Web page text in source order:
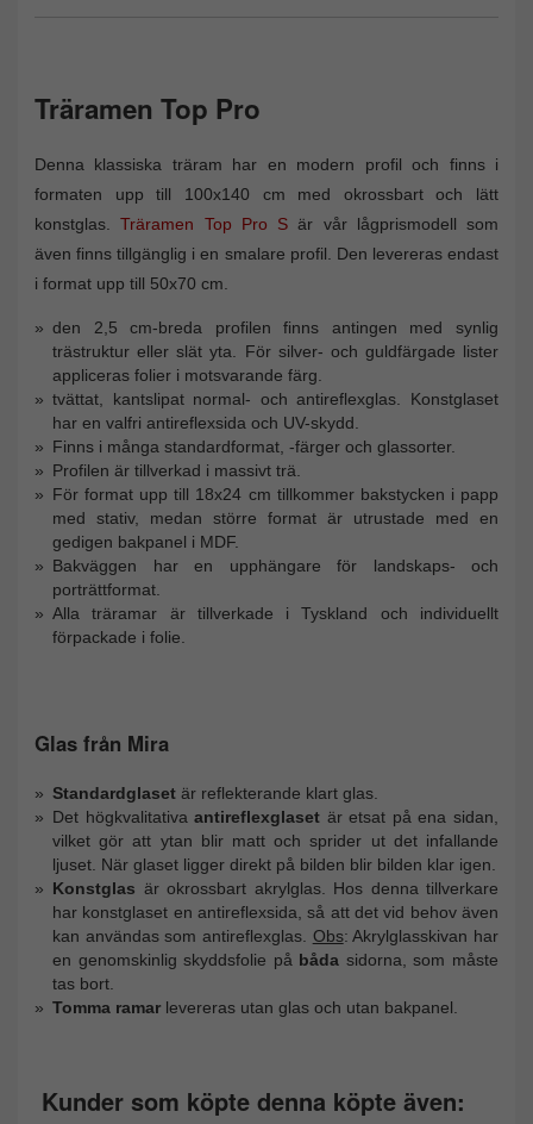
Träramen Top Pro
Denna klassiska träram har en modern profil och finns i
formaten upp till 100x140 cm med okrossbart och lätt
konstglas.Träramen Top Pro S är vår lågprismodell som
även finns tillgänglig i en smalare profil. Den levereras endast
i format upp till 50x70 cm.
den 2,5 cm-breda profilen finns antingen med synlig
trästruktur eller slät yta. För silver- och guldfärgade lister
appliceras folier i motsvarande färg.
tvättat, kantslipat normal- och antireflexglas. Konstglaset
har en valfri antireflexsida och UV-skydd.
Finns i många standardformat, -färger och glassorter.
Profilen är tillverkad i massivt trä.
För format upp till 18x24 cm tillkommer bakstycken i papp
med stativ, medan större format är utrustade med en
gedigen bakpanel i MDF.
Bakväggen har en upphängare för landskaps- och
porträttformat.
Alla träramar är tillverkade i Tyskland och individuellt
förpackade i folie.
Glas från Mira
Standardglaset är reflekterande klart glas.
Det högkvalitativaantireflexglaset är etsat på ena sidan,
vilket gör att ytan blir matt och sprider ut det infallande
ljuset. När glaset ligger direkt på bilden blir bilden klar igen.
Konstglas är okrossbart akrylglas. Hos denna tillverkare
har konstglaset en antireflexsida, så att det vid behov även
kan användas som antireflexglas. Obs: Akrylglasskivan har
en genomskinlig skyddsfolie på båda sidorna, som måste
tas bort.
Tomma ramar levereras utan glas och utan bakpanel.
Kunder som köpte denna köpte även: